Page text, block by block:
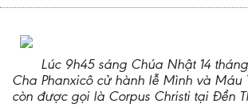
Lúc 9h45 sáng Chúa Nhật 14
Cha Phanxicô cử hành lễ Mình và Máu
còn được gọi là Corpus Christi tại Đền